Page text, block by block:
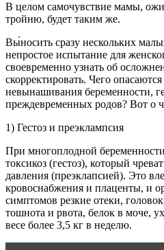
В целом самочувствие мамы,
тройню, будет таким же.
Вы́носить сразу нескольких
непростое испытание для
своевременно узнать об
скорректировать. Чего
невынашивания беременности,
преждевременных родов? Вот о
1) Гестоз и преэклампсия
При многоплодной
токсикоз (гестоз), который
давления (преэклапсией). Это
кровоснабжения и плаценты, и
симптомов резкие отеки,
тошнота и рвота, белок в моче,
весе более 3,5 кг в неделю.